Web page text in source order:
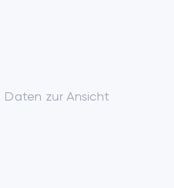
Daten zur Ansicht